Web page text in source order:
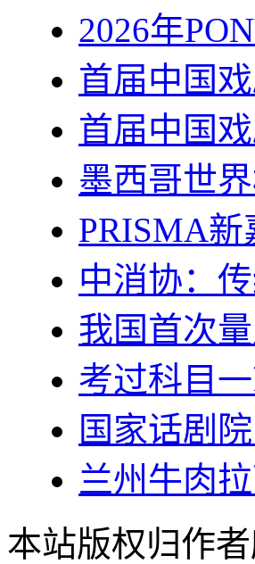
2026年
首届中国
首届中国
墨西哥世
PRISMA
中消协：
我国首次
考过科目
国家话剧
兰州牛肉
本站版权归作